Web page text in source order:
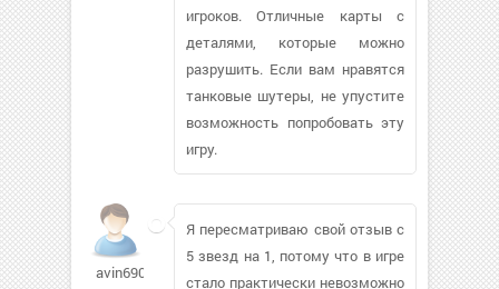
игроков. Отличные карты с
деталями, которые можно
разрушить. Если вам нравятся
танковые шутеры, не упустите
возможность попробовать эту
игру.
avin6900
Я пересматриваю свой отзыв с
5 звезд на 1, потому что в игре
стало практически невозможно